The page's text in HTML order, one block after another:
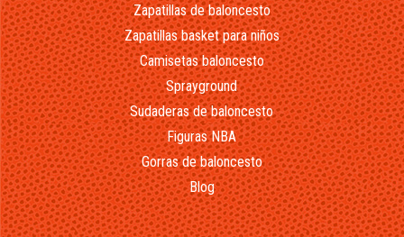
Zapatillas de baloncesto
Zapatillas basket para niños
Camisetas baloncesto
Sprayground
Sudaderas de baloncesto
Figuras NBA
Gorras de baloncesto
Blog